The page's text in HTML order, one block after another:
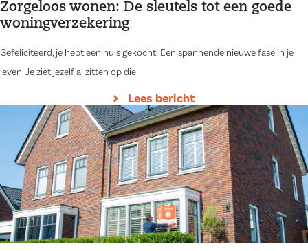
Zorgeloos wonen: De sleutels tot een goede
woningverzekering
Gefeliciteerd, je hebt een huis gekocht! Een spannende nieuwe fase in je
leven. Je ziet jezelf al zitten op die
Lees bericht